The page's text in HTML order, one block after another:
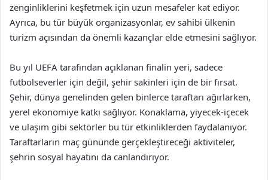
zenginliklerini keşfetmek için uzun mesafeler kat ediyor.
Ayrıca, bu tür büyük organizasyonlar, ev sahibi ülkenin
turizm açısından da önemli kazançlar elde etmesini sağlıyor.
Bu yıl UEFA tarafından açıklanan finalin yeri, sadece
futbolseverler için değil, şehir sakinleri için de bir fırsat.
Şehir, dünya genelinden gelen binlerce taraftarı ağırlarken,
yerel ekonomiye katkı sağlıyor. Konaklama, yiyecek-içecek
ve ulaşım gibi sektörler bu tür etkinliklerden faydalanıyor.
Taraftarların maç gününde gerçekleştireceği aktiviteler,
şehrin sosyal hayatını da canlandırıyor.